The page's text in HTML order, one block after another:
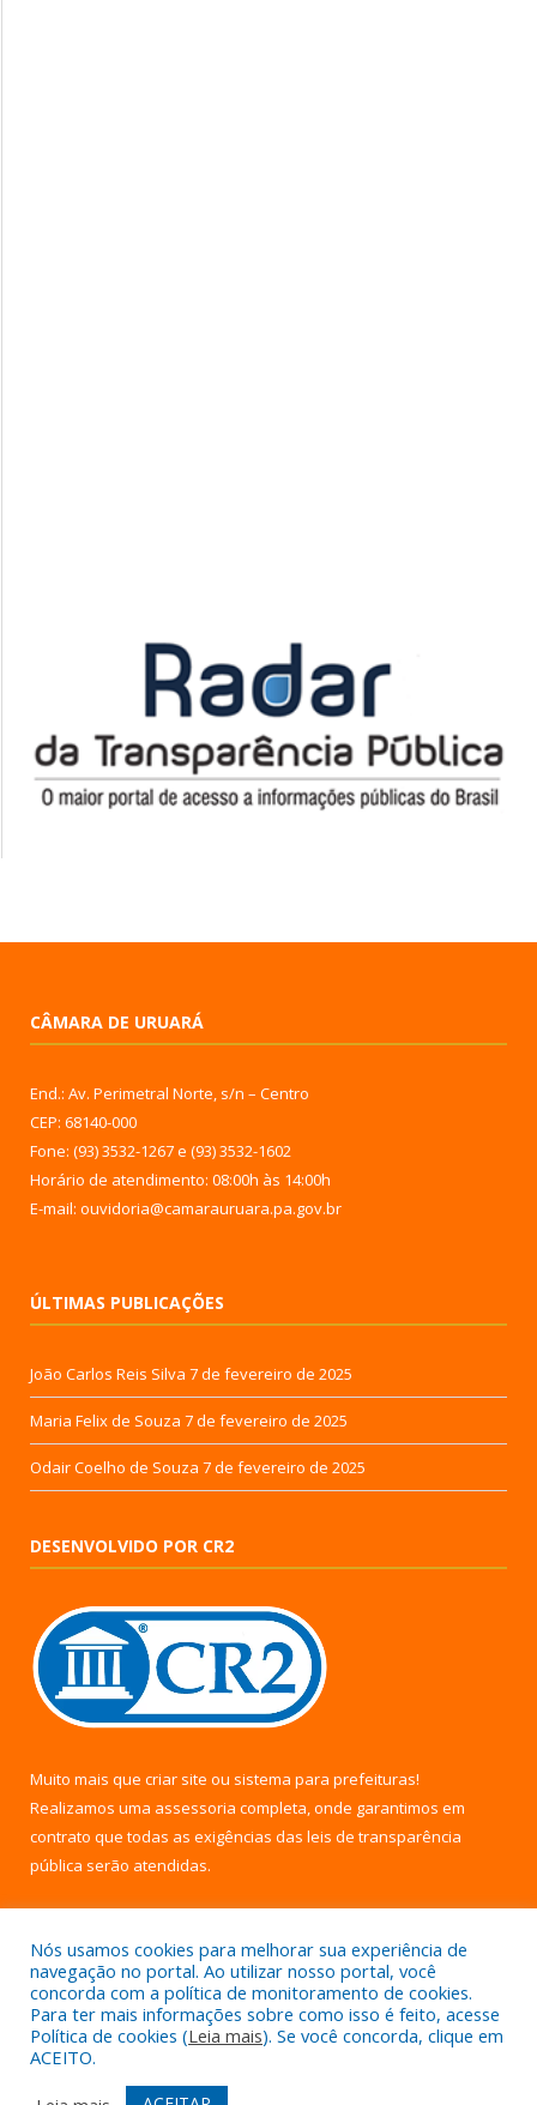
CÂMARA DE URUARÁ
End.: Av. Perimetral Norte, s/n – Centro
CEP: 68140-000
Fone: (93) 3532-1267 e (93) 3532-1602
Horário de atendimento: 08:00h às 14:00h
E-mail: ouvidoria@camarauruara.pa.gov.br
ÚLTIMAS PUBLICAÇÕES
João Carlos Reis Silva 7 de fevereiro de 2025
Maria Felix de Souza 7 de fevereiro de 2025
Odair Coelho de Souza 7 de fevereiro de 2025
DESENVOLVIDO POR CR2
Muito mais que criar site ou sistema para prefeituras!
Realizamos uma assessoria completa, onde garantimos em
contrato que todas as exigências das leis de transparência
pública serão atendidas.
Todos os direitos reservados a Câmara Municipal de Uruará.
Nós usamos cookies para melhorar sua experiência de
navegação no portal. Ao utilizar nosso portal, você
concorda com a política de monitoramento de cookies.
Para ter mais informações sobre como isso é feito, acesse
Política de cookies (Leia mais). Se você concorda, clique em
ACEITO.